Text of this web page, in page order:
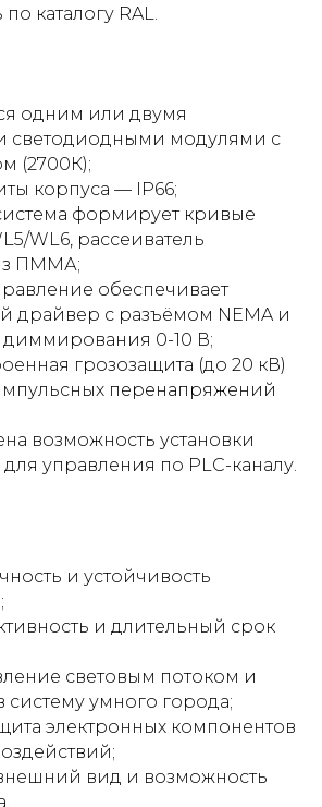
каталогу RAL.
одним или двумя
светодиодными модулями с
(2700К);
корпуса — IP66;
формирует кривые
WL6, рассеиватель
ПММА;
обеспечивает
драйвер с разъёмом NEMA и
0-10 В;
грозозащита (до 20 кВ)
перенапряжений
возможность установки
управления по PLC-каналу.
и устойчивость
и длительный срок
световым потоком и
систему умного города;
электронных компонентов
вид и возможность